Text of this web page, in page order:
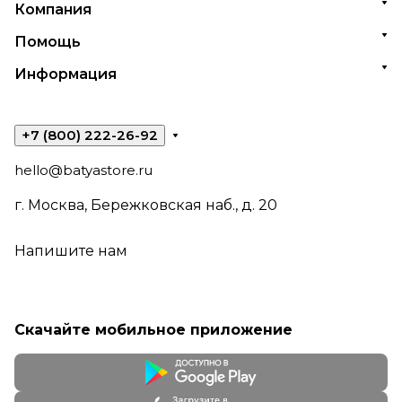
Компания
Помощь
Информация
+7 (800) 222-26-92
hello@batyastore.ru
г. Москва, Бережковская наб., д. 20
Напишите нам
Скачайте мобильное приложение